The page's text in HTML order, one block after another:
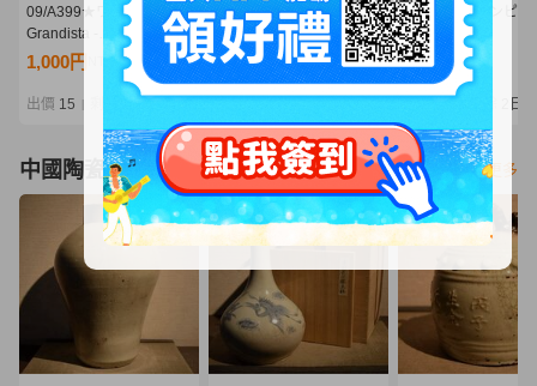
09/A399★ワンピース
Grandista -
MONKEY.D.LUFFY
GEAR5-Ⅲ モンキー・
D・ルフィ ギア5★フィ
ギュア★ニカ★バンダイ
★プライズ★未開封品
1,000円 NT216
出價 15 2日
09/A407★ワンピース
Grandista -
MARSHALL.D.TEACH-
マーシャル・D・ティー
チ★黒ひげ★フィギュア
★バンプレスト★プライ
ズ★未開封品
630円NT136
09/A406★ワンピー
Grandista -
マーシャル・D・テ
チ★黒ひげ★フィギ
ズ★未開封品
740円 NT160
2日
中國陶瓷器 看更多